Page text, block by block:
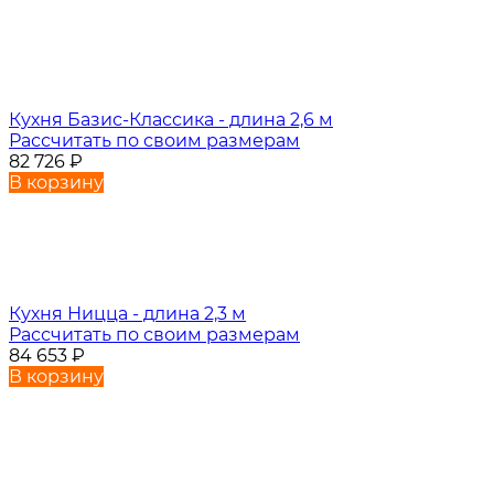
Кухня Базис-Классика - длина 2,6 м
Рассчитать по своим размерам
82 726 ₽
В корзину
Кухня Ницца - длина 2,3 м
Рассчитать по своим размерам
84 653 ₽
В корзину